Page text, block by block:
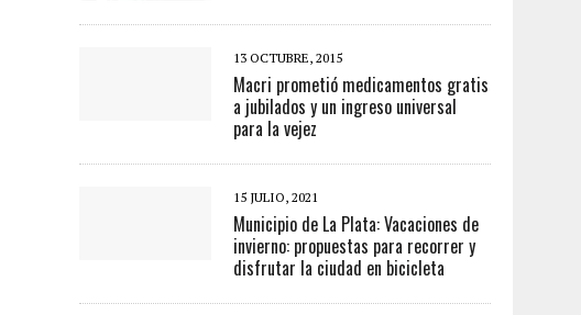
13 OCTUBRE, 2015
Macri prometió medicamentos gratis
a jubilados y un ingreso universal
para la vejez
15 JULIO, 2021
Municipio de La Plata: Vacaciones de
invierno: propuestas para recorrer y
disfrutar la ciudad en bicicleta